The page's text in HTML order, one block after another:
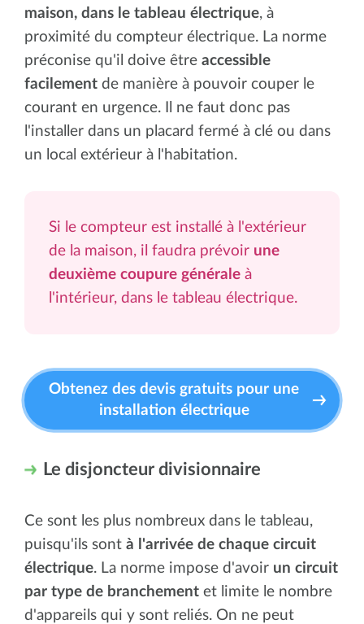
maison, dans le tableau électrique, à
proximité du compteur électrique. La norme
préconise qu'il doive être accessible
facilement de manière à pouvoir couper le
courant en urgence. Il ne faut donc pas
l'installer dans un placard fermé à clé ou dans
un local extérieur à l'habitation.
Si le compteur est installé à l'extérieur
de la maison, il faudra prévoir une
deuxième coupure générale à
l'intérieur, dans le tableau électrique.
Obtenez des devis gratuits pour une
installation électrique
Le disjoncteur divisionnaire
Ce sont les plus nombreux dans le tableau,
puisqu'ils sont à l'arrivée de chaque circuit
électrique. La norme impose d'avoir un circuit
par type de branchement et limite le nombre
d'appareils qui y sont reliés. On ne peut